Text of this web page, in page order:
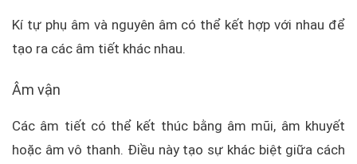
Kí tự phụ âm và nguyên âm có thể kết hợp với nhau để
tạo ra các âm tiết khác nhau.
Âm vận
Các âm tiết có thể kết thúc bằng âm mũi, âm khuyết
hoặc âm vô thanh. Điều này tạo sự khác biệt giữa cách